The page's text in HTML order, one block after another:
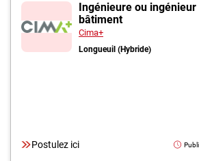
Ingénieure ou
bâtiment
Cima+
Longueuil (Hybride)
Postulez ici